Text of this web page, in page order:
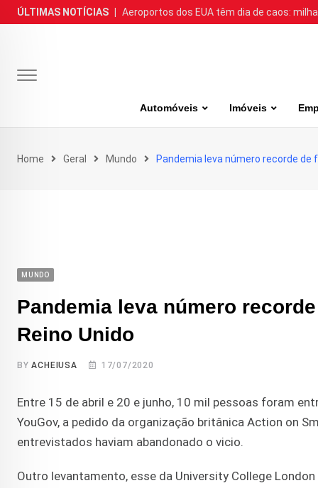
Skip
to
ÚLTIMAS NOTÍCIAS Aeroportos dos EUA têm dia de caos:
Automóveis Imóveis
Home Geral Mundo Pandemia leva número recorde de
MUNDO
Pandemia leva número
Reino Unido
BYACHEIUSA 17/07/2020
Entre 15 de abril e 20 e junho, 10 mil pessoas foram
YouGov, a pedido da organização britânica Action on
entrevistados haviam abandonado o vicio.
Outro levantamento, esse da University College